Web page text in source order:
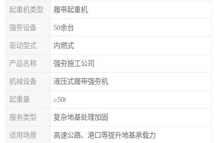
起重机类型 履带起重机
强夯设备 50余台
驱动型式 内燃式
产品名称 强夯施工公司
机械设备 液压式履带强夯机
起重量 ≥50t
服务类型 复杂地基处理加固
适用场景 高速公路、港口等提升地基承载力